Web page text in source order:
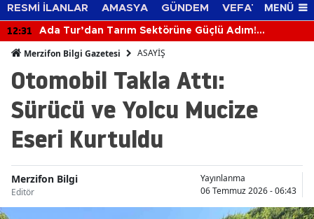
RESMİ İLANLAR AMASYA GÜNDEM VEFAT EDENLER
MENÜ
12:31
Ada Tur’dan Tarım Sektörüne Güçlü Adım!
Merzifon Bilgi Gazetesi ASAYİŞ
Otomobil Takla Attı:
Sürücü ve Yolcu Mucize
Eseri Kurtuldu
Merzifon Bilgi
Editör
Yayınlanma
06 Temmuz 2026 - 06:43